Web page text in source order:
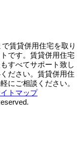
賃貸併用住宅を取り
です。賃貸併用住宅
すべてサポート致し
ださい。賃貸併用住
にご相談ください。
トマップ